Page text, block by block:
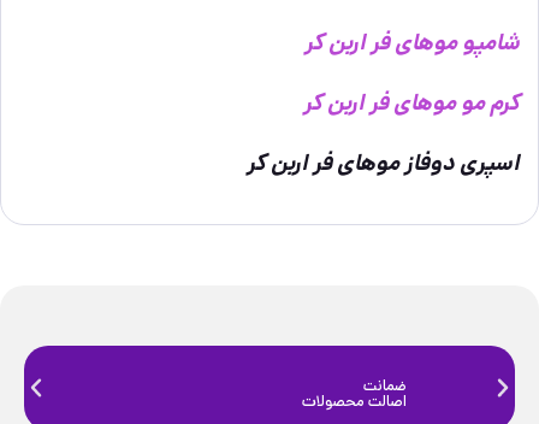
شامپو موهای فر اربن کر
کرم مو موهای فر اربن کر
اسپری دوفاز موهای فر اربن کر
ضمانت
اصالت محصولات